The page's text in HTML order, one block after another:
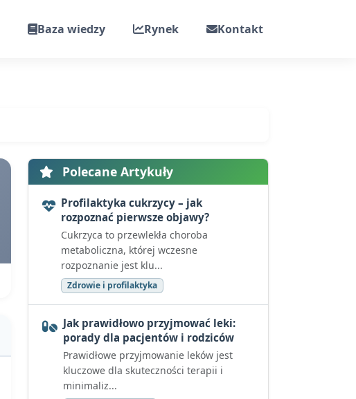
Baza wiedzy Rynek Kontakt
Polecane Artykuły
Profilaktyka cukrzycy – jak
rozpoznać pierwsze objawy?
Cukrzyca to przewlekła choroba
metaboliczna, której wczesne
rozpoznanie jest klu...
Zdrowie i profilaktyka
Jak prawidłowo przyjmować leki:
porady dla pacjentów i rodziców
Prawidłowe przyjmowanie leków jest
kluczowe dla skuteczności terapii i
minimaliz...